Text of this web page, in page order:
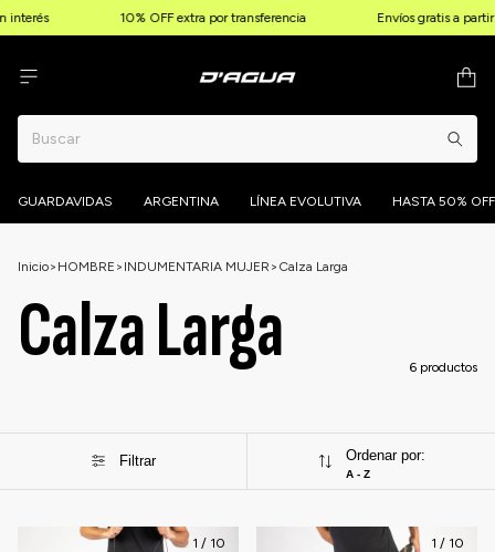
interés 10% OFF extra por transferencia Envíos gratis a
GUARDAVIDAS ARGENTINA LÍNEA EVOLUTIVA HASTA 50% OFF
Inicio> HOMBRE > INDUMENTARIA MUJER > Calza Larga
Calza Larga 6 productos
Filtrar Ordenar por:
A - Z
1 / 10 1 / 10